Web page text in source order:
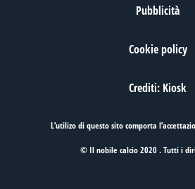
Pubblicità
Cookie policy
Crediti: Kiosk
L’utilizo di questo sito comporta
© Il nobile calcio 2020 . Tutti i